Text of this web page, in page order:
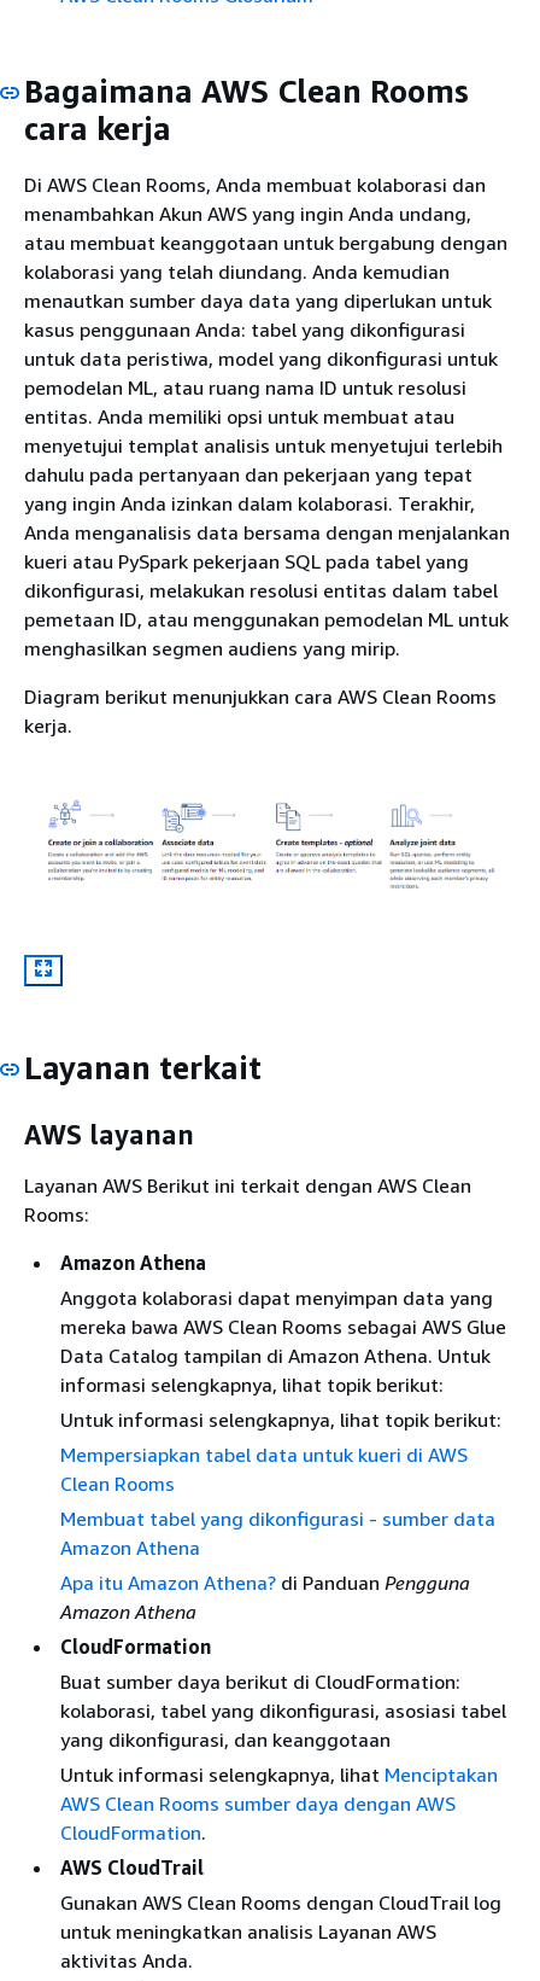
Bagaimana AWS Clean Rooms
cara kerja
Di AWS Clean Rooms, Anda membuat kolaborasi dan
menambahkan Akun AWS yang ingin Anda undang,
atau membuat keanggotaan untuk bergabung dengan
kolaborasi yang telah diundang. Anda kemudian
menautkan sumber daya data yang diperlukan untuk
kasus penggunaan Anda: tabel yang dikonfigurasi
untuk data peristiwa, model yang dikonfigurasi untuk
pemodelan ML, atau ruang nama ID untuk resolusi
entitas. Anda memiliki opsi untuk membuat atau
menyetujui templat analisis untuk menyetujui terlebih
dahulu pada pertanyaan dan pekerjaan yang tepat
yang ingin Anda izinkan dalam kolaborasi. Terakhir,
Anda menganalisis data bersama dengan menjalankan
kueri atau PySpark pekerjaan SQL pada tabel yang
dikonfigurasi, melakukan resolusi entitas dalam tabel
pemetaan ID, atau menggunakan pemodelan ML untuk
menghasilkan segmen audiens yang mirip.
Diagram berikut menunjukkan cara AWS Clean Rooms
kerja.
Layanan terkait
AWS layanan
Layanan AWS Berikut ini terkait dengan AWS Clean
Rooms:
Amazon Athena
Anggota kolaborasi dapat menyimpan data yang
mereka bawa AWS Clean Rooms sebagai AWS Glue
Data Catalog tampilan di Amazon Athena. Untuk
informasi selengkapnya, lihat topik berikut:
Untuk informasi selengkapnya, lihat topik berikut:
Mempersiapkan tabel data untuk kueri di AWS
Clean Rooms
Membuat tabel yang dikonfigurasi - sumber data
Amazon Athena
Apa itu Amazon Athena? di Panduan Pengguna
Amazon Athena
CloudFormation
Buat sumber daya berikut di CloudFormation:
kolaborasi, tabel yang dikonfigurasi, asosiasi tabel
yang dikonfigurasi, dan keanggotaan
Untuk informasi selengkapnya, lihat Menciptakan
AWS Clean Rooms sumber daya dengan AWS
CloudFormation.
AWS CloudTrail
Gunakan AWS Clean Rooms dengan CloudTrail log
untuk meningkatkan analisis Layanan AWS
aktivitas Anda.